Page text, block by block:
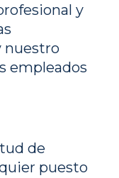
y
nuestro
empleados
de
puesto